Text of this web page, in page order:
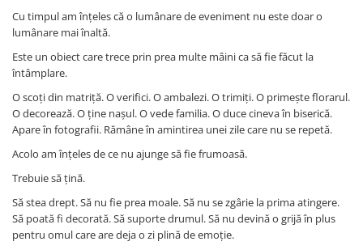
Cu timpul am înțeles că o lumânare de eveniment nu este doar o
lumânare mai înaltă.
Este un obiect care trece prin prea multe mâini ca să fie făcut la
întâmplare.
O scoți din matriță. O verifici. O ambalezi. O trimiți. O primește florarul.
O decorează. O ține nașul. O vede familia. O duce cineva în biserică.
Apare în fotografii. Rămâne în amintirea unei zile care nu se repetă.
Acolo am înțeles de ce nu ajunge să fie frumoasă.
Trebuie să țină.
Să stea drept. Să nu fie prea moale. Să nu se zgârie la prima atingere.
Să poată fi decorată. Să suporte drumul. Să nu devină o grijă în plus
pentru omul care are deja o zi plină de emoție.